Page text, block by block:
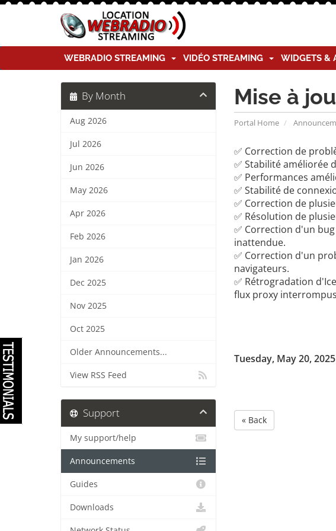
WEBRADIO STREAMING VIDÉO STREAMING WIDGETS &
Mise à
Portal Home
By Month
Aug 2026
Jul 2026
Jun 2026
May 2026
Apr 2026
Feb 2026
Jan 2026
Dec 2025
Nov 2025
Oct 2025
Older Announcements...
View RSS Feed
✅ Correction de
✅ Stabilité améliorée
✅ Performances
✅ Stabilité de
✅ Correction de
✅ Résolution de
✅ Correction d'un
inattendue.
✅ Correction d'un
navigateurs.
✅ Rétrogradation
flux proxy
Tuesday, May 20, 2025
« Back
Support
My support/help
Announcements
Guides
Downloads